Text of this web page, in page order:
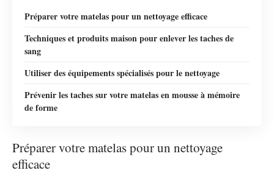
Préparer votre matelas pour un nettoyage efficace
Techniques et produits maison pour enlever les taches de
sang
Utiliser des équipements spécialisés pour le nettoyage
Prévenir les taches sur votre matelas en mousse à mémoire
de forme
Préparer votre matelas pour un nettoyage
efficace